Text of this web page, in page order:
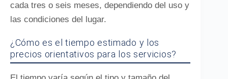
cada tres o seis meses, dependiendo del uso y
las condiciones del lugar.
¿Cómo es el tiempo estimado y los
precios orientativos para los servicios?